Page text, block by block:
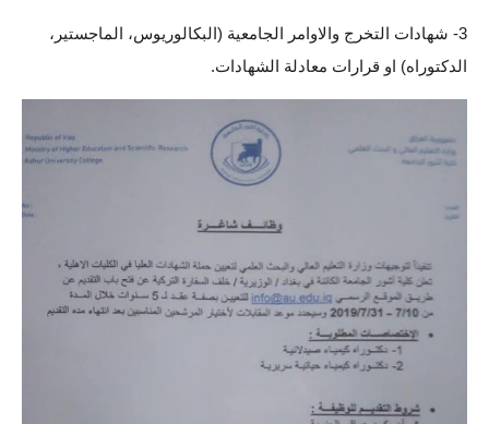
3- شهادات التخرج والاوامر الجامعية (البكالوريوس، الماجستير،
الدكتوراه) او قرارات معادلة الشهادات.